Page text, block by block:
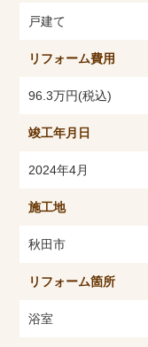
戸建て
リフォーム費用
96.3万円(税込)
竣工年月日
2024年4月
施工地
秋田市
リフォーム箇所
浴室